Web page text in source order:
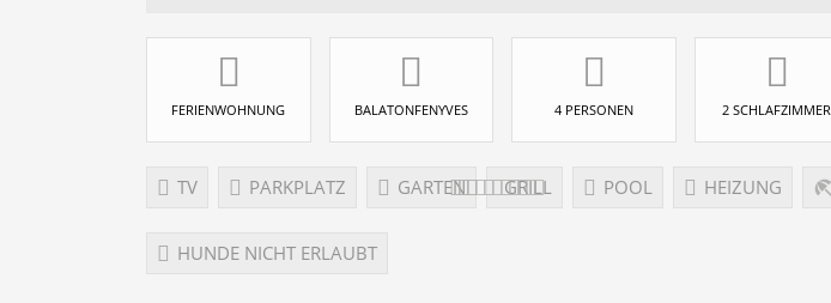
FERIENWOHNUNG BALATONFENYVES 4 PERSONEN 2 SCHLAFZIMMER
TV PARKPLATZ GARTEN GRILL POOL HEIZUNG
HUNDE NICHT ERLAUBT